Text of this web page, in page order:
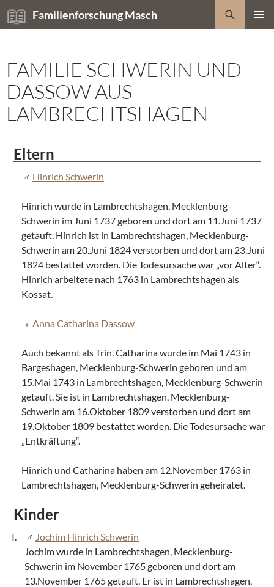
Zum
Inhalt
Familienforschung Masch
Suchen
FAMILIE SCHWERIN UND
DASSOW AUS
LAMBRECHTSHAGEN
Eltern
Hinrich Schwerin
Hinrich wurde in Lambrechtshagen, Mecklenburg-
Schwerin im Juni 1737 geboren und dort am 11.Juni 1737
getauft. Hinrich ist in Lambrechtshagen, Mecklenburg-
Schwerin am 20.Juni 1824 verstorben und dort am 23.Juni
1824 bestattet worden. Die Todesursache war „vor Alter“.
Hinrich arbeitete nach 1763 in Lambrechtshagen als
Kossat.
Anna Catharina Dassow
Auch bekannt als Trin. Catharina wurde im Mai 1743 in
Bargeshagen, Mecklenburg-Schwerin geboren und am
15.Mai 1743 in Lambrechtshagen, Mecklenburg-Schwerin
getauft. Sie ist in Lambrechtshagen, Mecklenburg-
Schwerin am 16.Oktober 1809 verstorben und dort am
19.Oktober 1809 bestattet worden. Die Todesursache war
„Entkräftung“.
Hinrich und Catharina haben am 12.November 1763 in
Lambrechtshagen, Mecklenburg-Schwerin geheiratet.
Kinder
Jochim Hinrich Schwerin
Jochim wurde in Lambrechtshagen, Mecklenburg-
Schwerin im November 1765 geboren und dort am
13.November 1765 getauft. Er ist in Lambrechtshagen,